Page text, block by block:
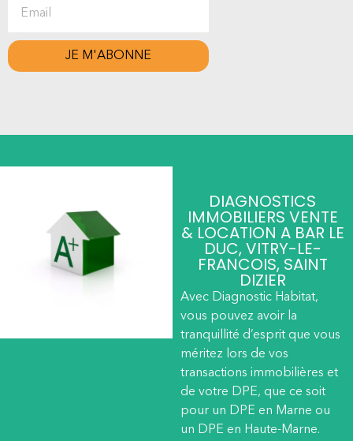
JE M'ABONNE
DIAGNOSTICS
IMMOBILIERS VENTE
& LOCATION A BAR LE
DUC, VITRY-LE-
FRANCOIS, SAINT
DIZIER
Avec Diagnostic Habitat,
vous pouvez avoir la
tranquillité d’esprit que vous
méritez lors de vos
transactions immobilières et
de votre DPE, que ce soit
pour un DPE en Marne ou
un DPE en Haute-Marne.